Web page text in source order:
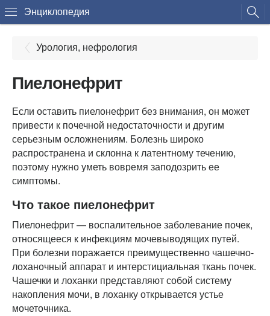
Энциклопедия
Урология, нефрология
Пиелонефрит
Если оставить пиелонефрит без внимания, он может
привести к почечной недостаточности и другим
серьезным осложнениям. Болезнь широко
распространена и склонна к латентному течению,
поэтому нужно уметь вовремя заподозрить ее
симптомы.
Что такое пиелонефрит
Пиелонефрит — воспалительное заболевание почек,
относящееся к инфекциям мочевыводящих путей.
При болезни поражается преимущественно чашечно-
лоханочный аппарат и интерстициальная ткань почек.
Чашечки и лоханки представляют собой систему
накопления мочи, в лоханку открывается устье
мочеточника.